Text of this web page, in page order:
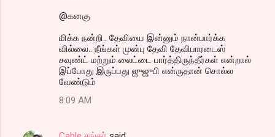
@கனகு
மிக்க நன்றி.. தேவியை இன்னும் நான்பார்க்க
வில்லை.. நீங்கள் முன்பு தேவி தேவிபாரடைஸ்
சவுண்ட் மற்றும் லைட்டை பார்த்திருந்தீர்கள் என்றால்
இப்போது இருப்பது ஜுஜுபி என்ருதான் சொல்ல
வேண்டும்
8:09 AM